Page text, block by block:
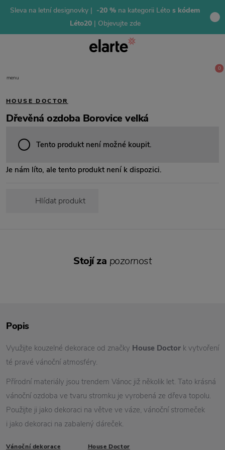
Sleva na letní designovky | -20 % na kategorii Léto s kódem
Léto20 | Objevujte zde
menu
0
HOUSE DOCTOR
Dřevěná ozdoba Borovice velká
Tento produkt není možné koupit.
Je nám líto, ale tento produkt není k dispozici.
Hlídat produkt
Popis
Využijte kouzelné dekorace od značky House Doctor k vytvoření
té pravé vánoční atmosféry.
Přírodní materiály jsou trendem Vánoc již několik let. Tato krásná
vánoční ozdoba ve tvaru stromku je vyrobená ze dřeva topolu.
Použijte ji jako dekoraci na větve ve váze, vánoční stromeček
i jako dekoraci na zabalený dáreček.
Vánoční dekorace House Doctor
Stojí za pozornost